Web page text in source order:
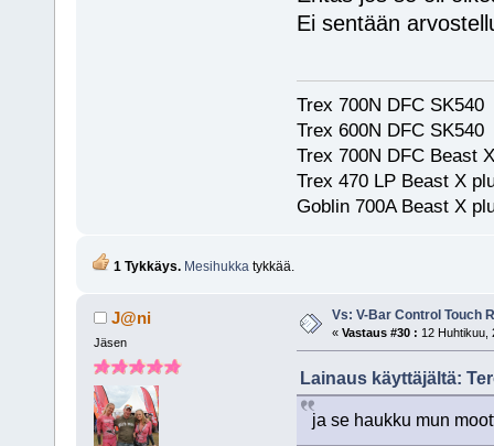
Ei sentään
Trex 700N DFC SK540
Trex 600N DFC SK540
Trex 700N DFC Beast
Trex 470 LP Beast X
Goblin 700A Beast X
1 Tykkäys. Mesihukkatykkää.
J@ni
Jäsen
Vs: V-Bar Control Touch
« Vastaus #30 : 12 Huhtikuu,
Lainaus käyttäjältä:
ja se haukku mun